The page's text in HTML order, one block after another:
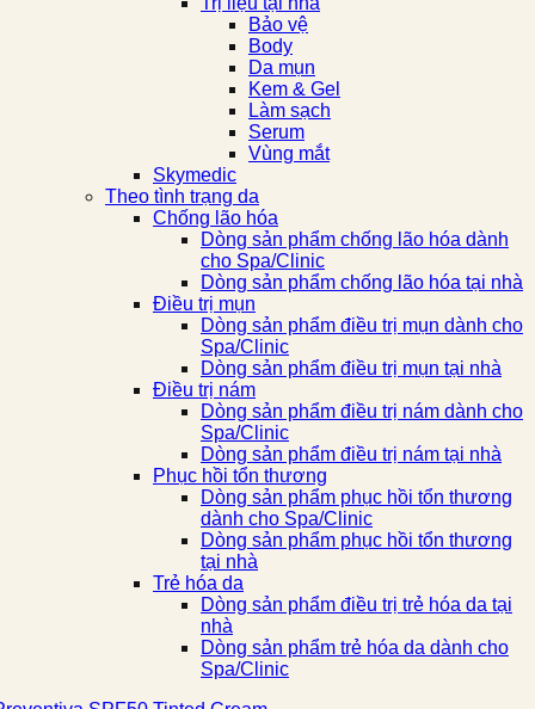
Bảo vệ
Body
Da mụn
Kem & Gel
Làm sạch
Serum
Vùng mắt
Skymedic
Theo tình trạng da
Chống lão hóa
Dòng sản phẩm chống lão hóa dành
cho Spa/Clinic
Dòng sản phẩm chống lão hóa tại nhà
Điều trị mụn
Dòng sản phẩm điều trị mụn dành cho
Spa/Clinic
Dòng sản phẩm điều trị mụn tại nhà
Điều trị nám
Dòng sản phẩm điều trị nám dành cho
Spa/Clinic
Dòng sản phẩm điều trị nám tại nhà
Phục hồi tổn thương
Dòng sản phẩm phục hồi tổn thương
dành cho Spa/Clinic
Dòng sản phẩm phục hồi tổn thương
tại nhà
Trẻ hóa da
Dòng sản phẩm điều trị trẻ hóa da tại
nhà
Dòng sản phẩm trẻ hóa da dành cho
Spa/Clinic